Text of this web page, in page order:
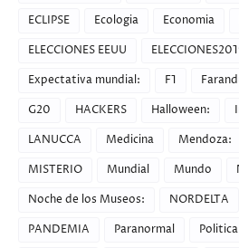
ECLIPSE
Ecologia Economia
ELECCIONES EEUU
Expectativa mundial:
F1
G20
HACKERS Halloween:
LANUCCA
Medicina Mendoza:
MISTERIO
Mundial Mundo
Noche de los Museos:
NORDELTA
PANDEMIA
Paranormal Politica